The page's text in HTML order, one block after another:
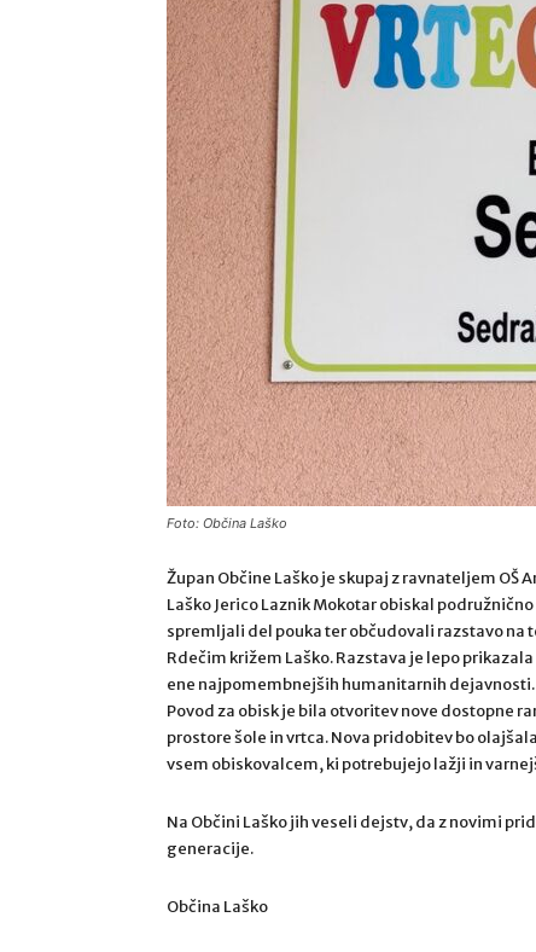
Foto: Občina Laško
Župan Občine Laško je skupaj z ravnateljem
Laško Jerico Laznik Mokotar obiskal
spremljali del pouka ter občudovali razstavo na
Rdečim križem Laško. Razstava je lepo
ene najpomembnejših humanitarnih dejavnosti.
Povod za obisk je bila otvoritev nove dostopne
prostore šole in vrtca. Nova pridobitev bo
vsem obiskovalcem, ki potrebujejo lažji in
Na Občini Laško jih veseli dejstv, da z novimi
generacije.
Občina Laško